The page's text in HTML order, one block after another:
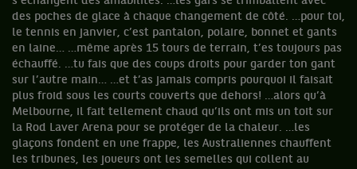
des poches de glace à chaque changement de côté. …pour toi,
le tennis en janvier, c’est pantalon, polaire, bonnet et gants
en laine… …même après 15 tours de terrain, t’es toujours pas
échauffé. …tu fais que des coups droits pour garder ton gant
sur l’autre main… …et t’as jamais compris pourquoi il faisait
plus froid sous les courts couverts que dehors! …alors qu’à
Melbourne, il fait tellement chaud qu’ils ont mis un toit sur
la Rod Laver Arena pour se protéger de la chaleur. …les
glaçons fondent en une frappe, les Australiennes chauffent
les tribunes, les joueurs ont les semelles qui collent au